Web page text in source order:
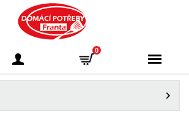
Franta - Příbram
0